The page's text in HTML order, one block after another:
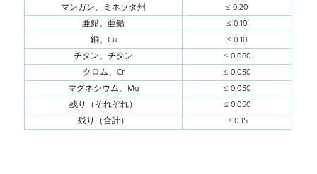
マンガン、ミネソタ州
≤ 0.20
亜鉛、亜鉛
≤ 0.10
銅、Cu
≤ 0.10
チタン、チタン
≤ 0.080
クロム、Cr
≤ 0.050
マグネシウム、Mg
≤ 0.050
残り（それぞれ）
≤ 0.050
残り（合計）
≤ 0.15